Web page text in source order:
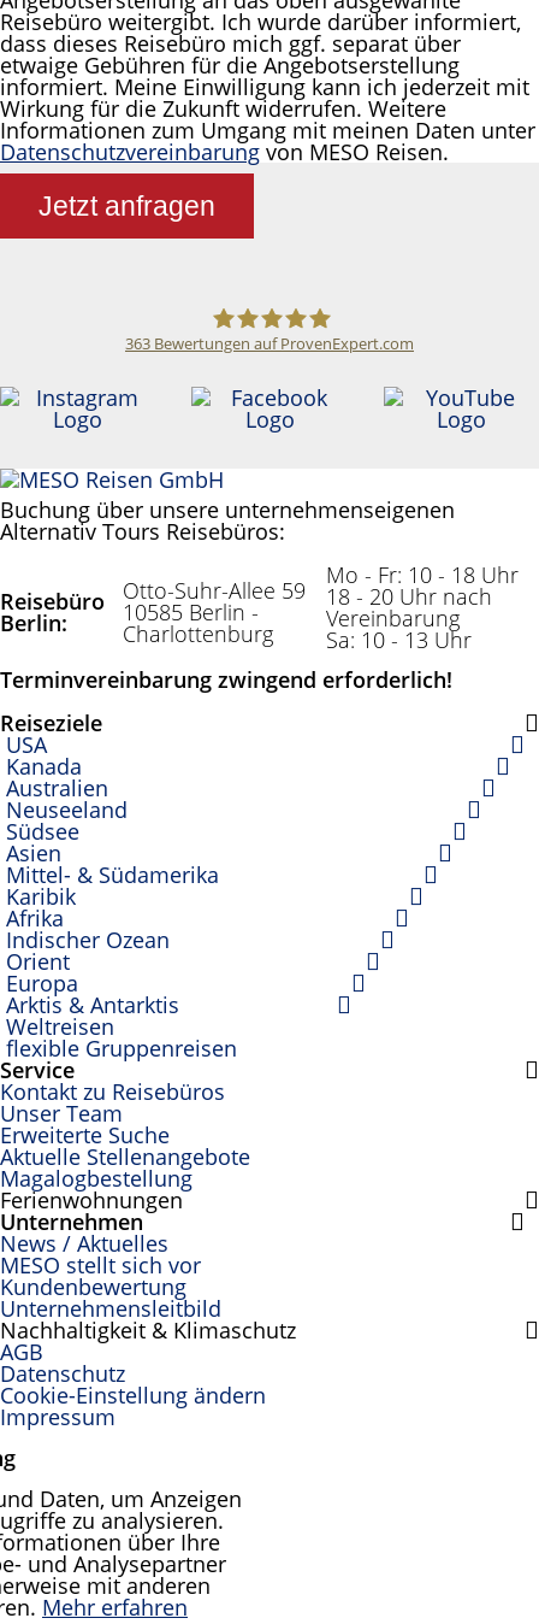
Reisebüro weitergibt. Ich wurde darüber informiert,
dass dieses Reisebüro mich ggf. separat über
etwaige Gebühren für die Angebotserstellung
informiert. Meine Einwilligung kann ich jederzeit mit
Wirkung für die Zukunft widerrufen. Weitere
Informationen zum Umgang mit meinen Daten unter
Datenschutzvereinbarung von MESO Reisen.
Jetzt anfragen
Meso Reisen
363 Bewertungen auf ProvenExpert.com
Buchung über unsere unternehmenseigenen
Alternativ Tours Reisebüros:
Reisebüro
Berlin:
Otto-Suhr-Allee 59
10585 Berlin -
Charlottenburg
Mo - Fr: 10 - 18 Uhr
18 - 20 Uhr nach
Vereinbarung
Sa: 10 - 13 Uhr
Terminvereinbarung zwingend erforderlich!
Reiseziele
USA
Kanada
Australien
Neuseeland
Südsee
Asien
Mittel- & Südamerika
Karibik
Afrika
Indischer Ozean
Orient
Europa
Arktis & Antarktis
Weltreisen
flexible Gruppenreisen
Service
Kontakt zu Reisebüros
Unser Team
Erweiterte Suche
Aktuelle Stellenangebote
Magalogbestellung
Ferienwohnungen
Unternehmen
News / Aktuelles
MESO stellt sich vor
Kundenbewertung
Unternehmensleitbild
Nachhaltigkeit & Klimaschutz
AGB
Datenschutz
Cookie-Einstellung ändern
Impressum
Daten, um Anzeigen
zu analysieren.
über Ihre
und Analysepartner
mit anderen
Mehr erfahren